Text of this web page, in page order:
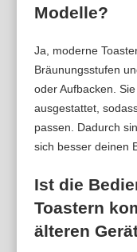
Modelle?
Ja, moderne
Bräunungsstufen
oder Aufbacken.
ausgestattet,
passen. Dadurch
sich besser deinen
Ist die
Toastern
älteren